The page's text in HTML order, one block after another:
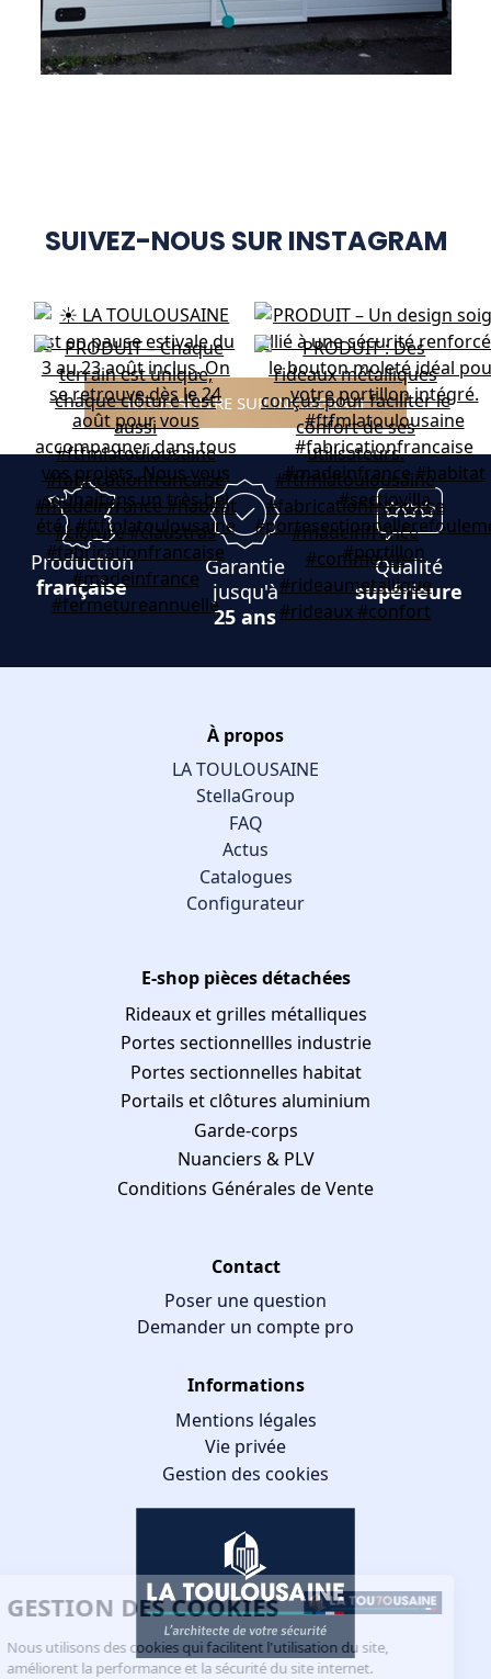
SUIVEZ-NOUS SUR INSTAGRAM
NOUS SUIVRE SUR INSTAGRAM
Production
française
Garantie
jusqu'à
25 ans
Qualité
supérieure
À propos
LA TOULOUSAINE
StellaGroup
FAQ
Actus
Catalogues
Configurateur
E-shop pièces détachées
Rideaux et grilles métalliques
Portes sectionnellles industrie
Portes sectionnelles habitat
Portails et clôtures aluminium
Garde-corps
Nuanciers & PLV
Conditions Générales de Vente
Contact
Poser une question
Demander un compte pro
Informations
Mentions légales
Vie privée
Gestion des cookies
GESTION DES COOKIES
Nous utilisons des cookies qui facilitent l'utilisation du site,
améliorent la performance et la sécurité du site internet.